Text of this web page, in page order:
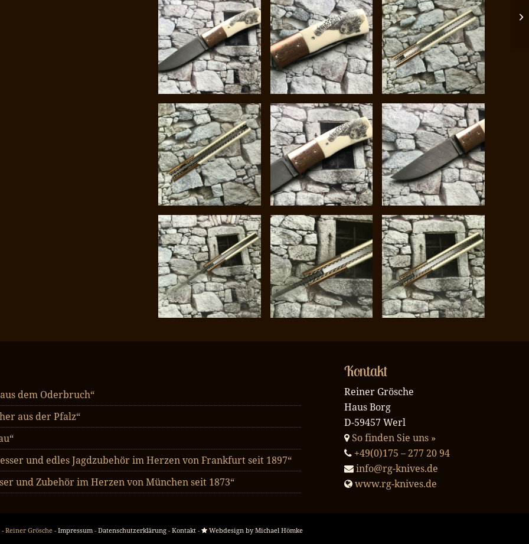
dem Oderbruch“
aus der Pfalz“
und edles Jagdzubehör im Herzen von Frankfurt seit 1897“
und Zubehör im Herzen von München seit 1873“
Kontakt
Reiner Grösche
Haus Borg
D-59457 Werl
So finden Sie uns »
+49(0)175 – 277 20 94
info@rg-knives.de
www.rg-knives.de
Reiner Grösche -Impressum-Datenschutzerklärung-Kontakt- Webdesign by Michael Hömke